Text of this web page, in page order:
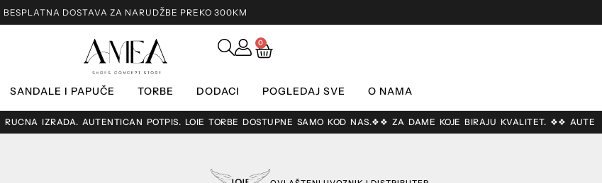
BESPLATNA DOSTAVA ZA NARUDŽBE PREKO 300KM
0
SANDALE I PAPUČE TORBE DODACI POGLEDAJ SVE O NAMA
AUTENTIČAN POTPIS. LOIE TORBE DOSTUPNE SAMO KOD NAS. ❖❖ ZA DAME KOJE BIRAJU KVALITET. ❖❖ AUTENTIČAN